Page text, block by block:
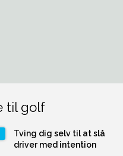
til golf
Tving dig selv til at slå
driver med intention